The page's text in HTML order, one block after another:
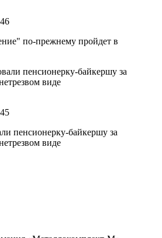
по-прежнему пройдет в
пенсионерку-байкершу за
виде